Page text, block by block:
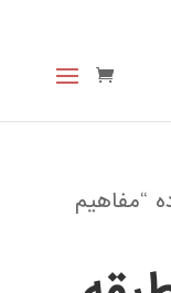
“مفاهیم